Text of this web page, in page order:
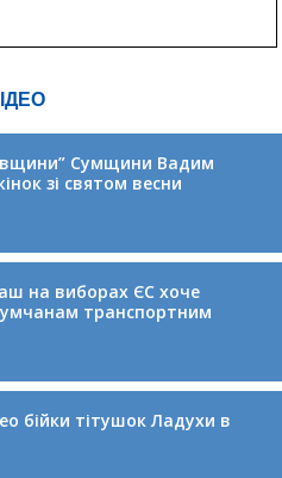
Сумщини Вадим
зі святом весни
на виборах ЄС хоче
транспортним
бійки тітушок Ладухи в